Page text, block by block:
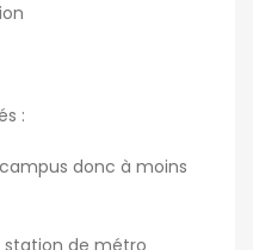
:
donc à moins